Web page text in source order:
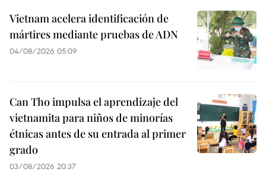
Vietnam acelera identificación de
mártires mediante pruebas de ADN
04/08/2026 05:09
Can Tho impulsa el aprendizaje del
vietnamita para niños de minorías
étnicas antes de su entrada al primer
grado
03/08/2026 20:37